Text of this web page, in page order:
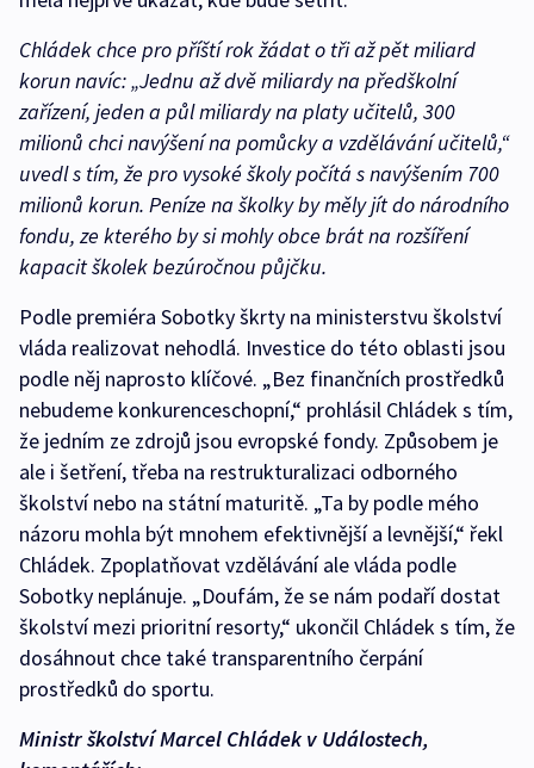
Chládek chce pro příští rok žádat o tři až pět miliard
korun navíc:„Jednu až dvě miliardy na předškolní
zařízení, jeden a půl miliardy na platy učitelů, 300
milionů chci navýšení na pomůcky a vzdělávání učitelů,“
uvedl s tím, že pro vysoké školy počítá s navýšením 700
milionů korun. Peníze na školky by měly jít do národního
fondu, ze kterého by si mohly obce brát na rozšíření
kapacit školek bezúročnou půjčku.
Podle premiéra Sobotky škrty na ministerstvu školství
vláda realizovat nehodlá. Investice do této oblasti jsou
podle něj naprosto klíčové. „Bez finančních prostředků
nebudeme konkurenceschopní,“ prohlásil Chládek s tím,
že jedním ze zdrojů jsou evropské fondy. Způsobem je
ale i šetření, třeba na restrukturalizaci odborného
školství nebo na státní maturitě. „Ta by podle mého
názoru mohla být mnohem efektivnější a levnější,“ řekl
Chládek. Zpoplatňovat vzdělávání ale vláda podle
Sobotky neplánuje. „Doufám, že se nám podaří dostat
školství mezi prioritní resorty,“ ukončil Chládek s tím, že
dosáhnout chce také transparentního čerpání
prostředků do sportu.
Ministr školství Marcel Chládek v Událostech,